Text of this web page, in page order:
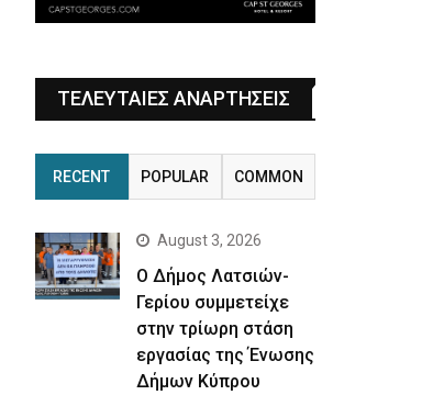
ΤΕΛΕΥΤΑΙΕΣ ΑΝΑΡΤΗΣΕΙΣ
RECENT POPULAR COMMON
August 3, 2026
Ο Δήμος Λατσιών-
Γερίου συμμετείχε
στην τρίωρη στάση
εργασίας της Ένωσης
Δήμων Κύπρου